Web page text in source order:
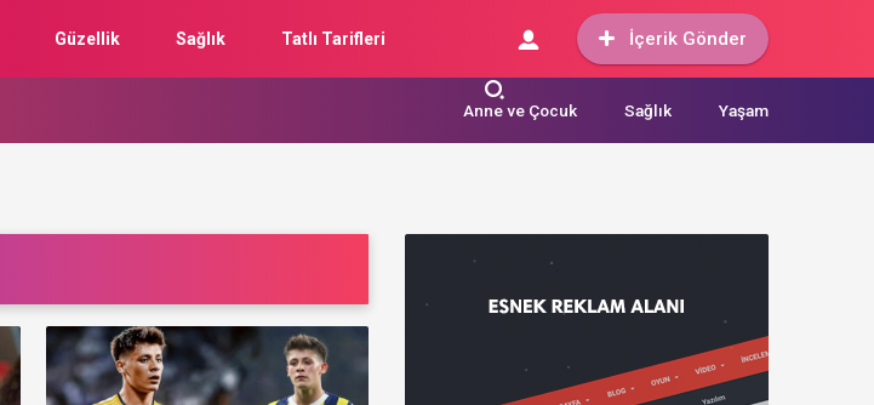
Güzellik Sağlık Tatlı Tarifleri İçerik Gönder
Anne ve Çocuk Sağlık Yaşam